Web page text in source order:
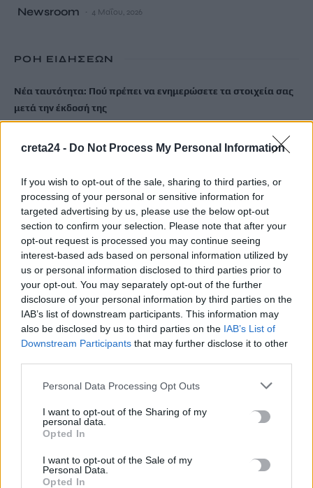
creta24 - Do Not Process My Personal Information
If you wish to opt-out of the sale, sharing to third parties, or
processing of your personal or sensitive information for
targeted advertising by us, please use the below opt-out
section to confirm your selection. Please note that after your
opt-out request is processed you may continue seeing
interest-based ads based on personal information utilized by
us or personal information disclosed to third parties prior to
your opt-out. You may separately opt-out of the further
disclosure of your personal information by third parties on the
IAB’s list of downstream participants. This information may
also be disclosed by us to third parties on the IAB’s List of
Downstream Participants that may further disclose it to other
Personal Data Processing Opt Outs
I want to opt-out of the Sharing of my
personal data.
Opted In
I want to opt-out of the Sale of my
Personal Data.
Opted In
Newsroom 4 Μαΐου, 2026
ΡΟΗ ΕΙΔΗΣΕΩΝ
Νέα ταυτότητα: Πού πρέπει να ενημερώσετε τα στοιχεία σας
μετά την έκδοσή της
6 Αυγούστου, 2026
κακοσμία
6 Αυγούστου, 2026
Κάρτα Αγρότη: Τι αλλάζει από 28 Αυγούστου για τις
χρηματοδοτήσεις
6 Αυγούστου, 2026
Νέα χρηματοδότηση 1,5 εκατ. ευρώ για διαπλάτυνση του
Αγιοβασιλιώτικου Παραλιακού Δρόμου
6 Αυγούστου, 2026
6 Αυγούστου, 2026
6 Αυγούστου, 2026